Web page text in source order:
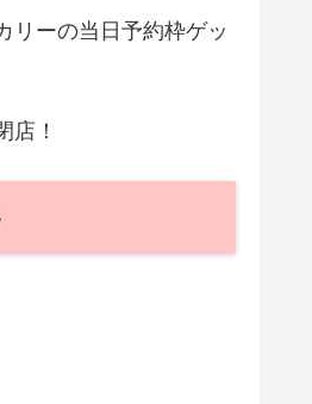
リーの当日予約枠ゲッ
店！